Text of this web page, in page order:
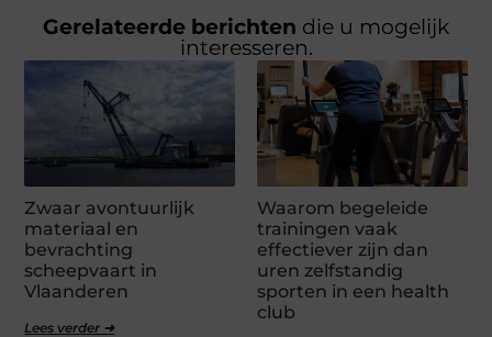
Gerelateerde berichten die u mogelijk
interesseren.
Zwaar avontuurlijk
materiaal en
bevrachting
scheepvaart in
Vlaanderen
Lees verder ➜
Waarom begeleide
trainingen vaak
effectiever zijn dan
uren zelfstandig
sporten in een health
club